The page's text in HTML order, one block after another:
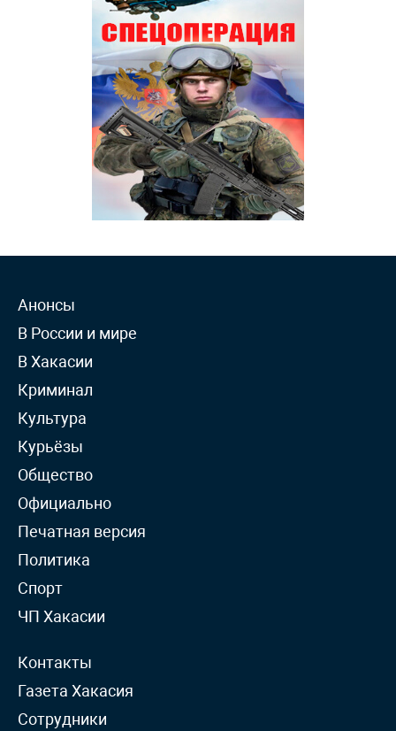
Анонсы
В России и мире
В Хакасии
Криминал
Культура
Курьёзы
Общество
Официально
Печатная версия
Политика
Спорт
ЧП Хакасии
Контакты
Газета Хакасия
Сотрудники